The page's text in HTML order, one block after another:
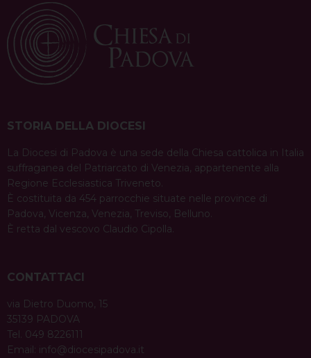
STORIA DELLA DIOCESI
La Diocesi di Padova è una sede della Chiesa cattolica in Italia
suffraganea del Patriarcato di Venezia, appartenente alla
Regione Ecclesiastica Triveneto.
È costituita da 454 parrocchie situate nelle province di
Padova, Vicenza, Venezia, Treviso, Belluno.
È retta dal vescovo Claudio Cipolla.
CONTATTACI
via Dietro Duomo, 15
35139 PADOVA
Tel. 049 8226111
Email: info@diocesipadova.it